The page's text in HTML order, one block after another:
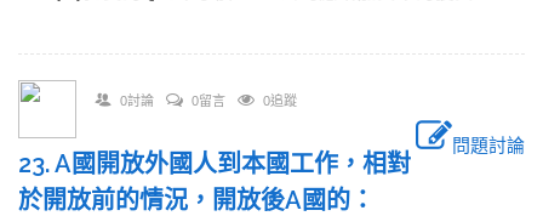
0討論 0留言 0追蹤
問題討論
23. A國開放外國人到本國工作，相對
於開放前的情況，開放後A國的：